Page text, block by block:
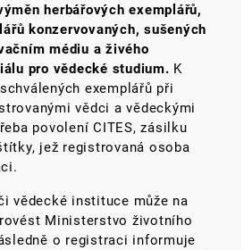
herbářových exemplářů,
konzervovaných, sušených
médiu a živého
pro vědecké studium. K
exemplářů při
vědci a vědeckými
povolení CITES, zásilku
jež registrovaná osoba
vědecké instituce může na
Ministerstvo životního
o registraci informuje